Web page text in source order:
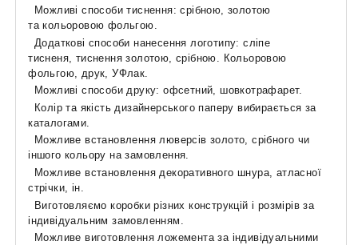
Можливі способи тиснення: срібною, золотою
та кольоровою фольгою.
Додаткові способи нанесення логотипу: сліпе
тисненя, тиснення золотою, срібною. Кольоровою
фольгою, друк, УФлак.
Можливі способи друку: офсетний, шовкотрафарет.
Колір та якість дизайнерського паперу вибирається за
каталогами.
Можливе встановлення люверсів золото, срібного чи
іншого кольору на замовлення.
Можливе встановлення декоративного шнура, атласної
стрічки, ін.
Виготовляємо коробки різних конструкцій і розмірів за
індивідуальним замовленням.
Можливе виготовлення ложемента за індивідуальними